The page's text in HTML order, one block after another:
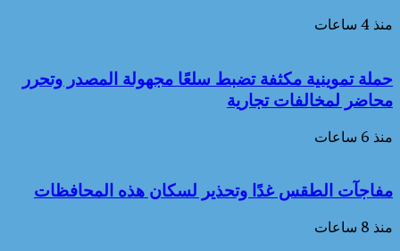
منذ 4 ساعات
حملة تموينية مكثفة تضبط سلعًا مجهولة المصدر وتحرر
محاضر لمخالفات تجارية
منذ 6 ساعات
مفاجآت الطقس غدًا وتحذير لسكان هذه المحافظات
منذ 8 ساعات